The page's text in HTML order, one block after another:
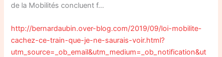
de la Mobilités concluent f…
http://bernardaubin.over-blog.com/2019/09/loi-mobilite-
cachez-ce-train-que-je-ne-saurais-voir.html?
utm_source=_ob_email&utm_medium=_ob_notification&ut